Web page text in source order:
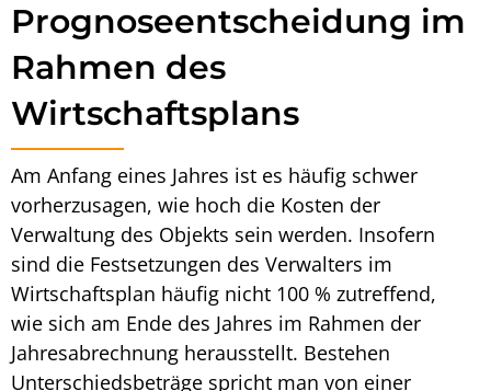
Prognoseentscheidung im
Rahmen des
Wirtschaftsplans
Am Anfang eines Jahres ist es häufig schwer
vorherzusagen, wie hoch die Kosten der
Verwaltung des Objekts sein werden. Insofern
sind die Festsetzungen des Verwalters im
Wirtschaftsplan häufig nicht 100 % zutreffend,
wie sich am Ende des Jahres im Rahmen der
Jahresabrechnung herausstellt. Bestehen
Unterschiedsbeträge spricht man von einer